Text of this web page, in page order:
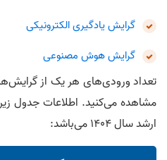
گرایش یادگیری الکترونیکی
گرایش هوش مصنوعی
تعداد ورودی‌های هر یک از
مشاهده می‌کنید. اطلاعات جدول
ارشد سال 1404 می‌باشد: